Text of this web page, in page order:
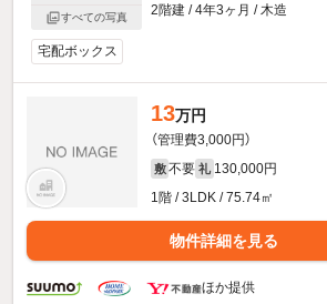
すべての写真
2階建 / 4年3ヶ月 / 木造
宅配ボックス
13万円
（管理費3,000円）
敷 不要 礼 130,000円
1階 / 3LDK / 75.74㎡
物件詳細を見る
ほか提供